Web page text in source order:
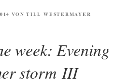
VONTILL WESTERMAYER
week: Evening
storm III